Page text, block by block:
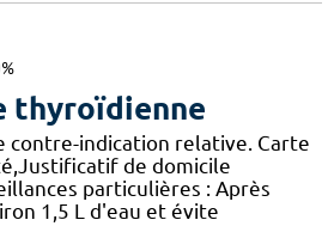
thyroïdienne
contre-indication relative. Carte
de domicile
particulières : Après
1,5 L d'eau et évite